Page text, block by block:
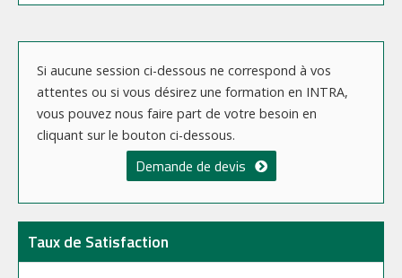
Si aucune session ci-dessous ne correspond à vos
attentes ou si vous désirez une formation en INTRA,
vous pouvez nous faire part de votre besoin en
cliquant sur le bouton ci-dessous.
Demande de devis
Taux de Satisfaction